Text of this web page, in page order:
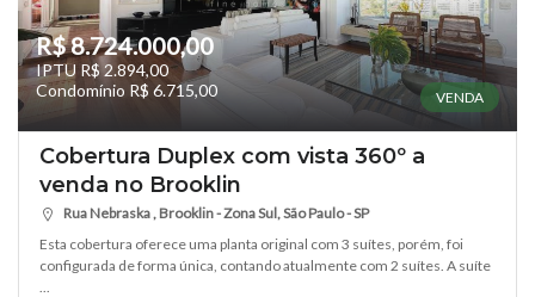
R$ 8.724.000,00
IPTU R$ 2.894,00
Condomínio R$ 6.715,00
VENDA
Cobertura Duplex com vista 360º a
venda no Brooklin
Rua Nebraska , Brooklin - Zona Sul, São Paulo - SP
Esta cobertura oferece uma planta original com 3 suítes, porém, foi
configurada de forma única, contando atualmente com 2 suítes. A suíte
...